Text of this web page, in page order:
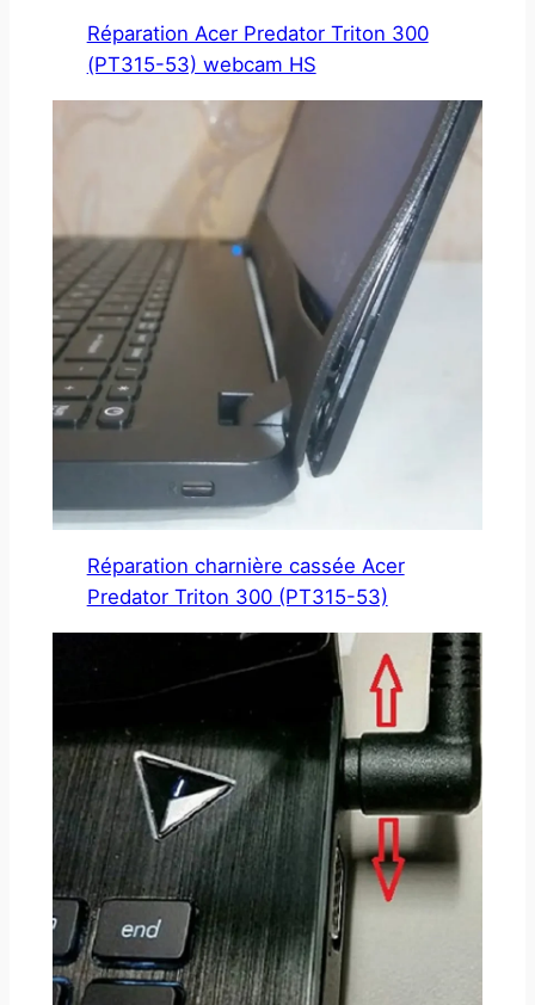
Réparation Acer Predator Triton 300
(PT315-53) webcam HS
Réparation charnière cassée Acer
Predator Triton 300 (PT315-53)